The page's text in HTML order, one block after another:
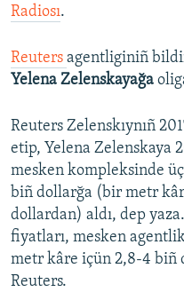
Radiosı.
Reuters agentliginiñ
Yelena Zelenskayağa
Reuters Zelenskıynıñ
etip, Yelena Zelenskaya
mesken kompleksinde
biñ dollarğa (bir metr
dollardan) aldı, dep
fiyatları, mesken
metr kâre içün 2,8-4 biñ
Reuters.